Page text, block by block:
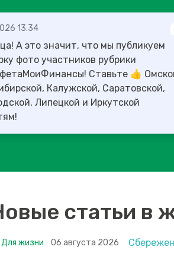
13:34
А это значит, что мы публикуем
фото участников рубрики
Ставьте 👍 Омской,
Калужской, Саратовской,
Липецкой и Иркутской
статьи в
Для жизни 06 августа 2026